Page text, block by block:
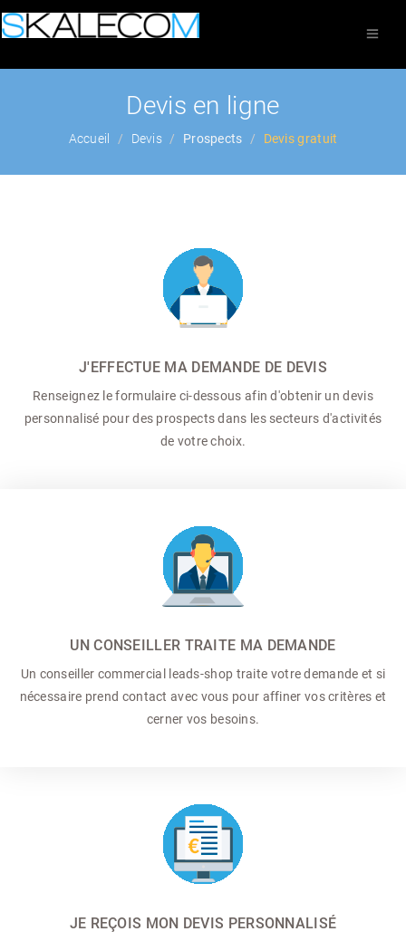
Devis en ligne
Accueil Devis Prospects Devis gratuit
J'EFFECTUE MA DEMANDE DE DEVIS
Renseignez le formulaire ci-dessous afin d'obtenir un devis
personnalisé pour des prospects dans les secteurs d'activités
de votre choix.
UN CONSEILLER TRAITE MA DEMANDE
Un conseiller commercial
leads-shop traite votre demande et si
nécessaire prend contact avec vous pour affiner vos critères et
cerner vos besoins.
JE REÇOIS MON DEVIS PERSONNALISÉ